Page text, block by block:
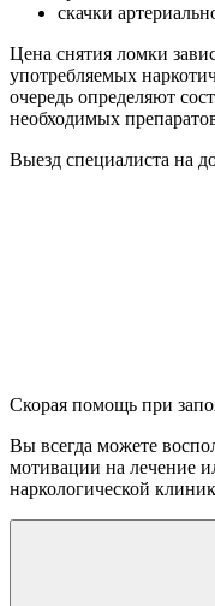
скачки
Цена снятия ломки
употребляемых
очередь определяют
необходимых
Выезд специалиста на
Скорая помощь при
Вы всегда можете
мотивации на лечение
наркологической